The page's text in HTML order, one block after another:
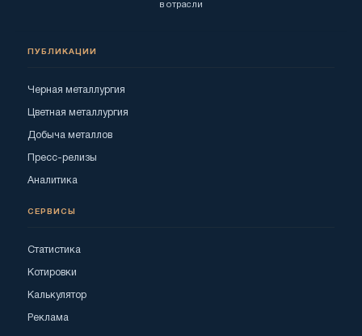
в отрасли
ПУБЛИКАЦИИ
Черная металлургия
Цветная металлургия
Добыча металлов
Пресс-релизы
Аналитика
СЕРВИСЫ
Статистика
Котировки
Калькулятор
Реклама